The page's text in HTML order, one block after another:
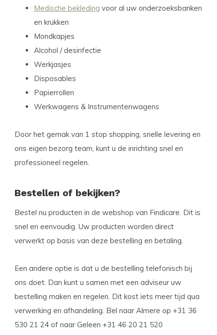
Medische bekleding voor al uw onderzoeksbanken
en krukken
Mondkapjes
Alcohol / desinfectie
Werkjasjes
Disposables
Papierrollen
Werkwagens & Instrumentenwagens
Door het gemak van 1 stop shopping, snelle levering en
ons eigen bezorg team, kunt u de inrichting snel en
professioneel regelen.
Bestellen of bekijken?
Bestel nu producten in de webshop van Findicare. Dit is
snel en eenvoudig. Uw producten worden direct
verwerkt op basis van deze bestelling en betaling.
Een andere optie is dat u de bestelling telefonisch bij
ons doet. Dan kunt u samen met een adviseur uw
bestelling maken en regelen. Dit kost iets meer tijd qua
verwerking en afhandeling. Bel naar Almere op +31 36
530 21 24 of naar Geleen +31 46 20 21 520